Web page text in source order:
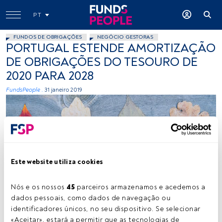
Este website utiliza cookies
Nós e os nossos 45 parceiros armazenamos e acedemos a
dados pessoais, como dados de navegação ou
identificadores únicos, no seu dispositivo. Se selecionar
«Aceitar», estará a permitir que as tecnologias de
PT
FUNDOS DE OBRIGAÇÕES NEGÓCIO GESTORAS
PORTUGAL ESTENDE AMORTIZAÇÃO
DE OBRIGAÇÕES DO TESOURO DE
2020 PARA 2028
FundsPeople . 31 janeiro 2019
Tempo de leitura:1 min.